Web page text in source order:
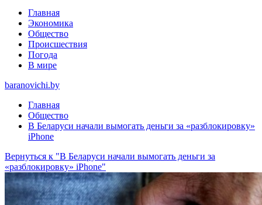
Главная
Экономика
Общество
Происшествия
Погода
В мире
baranovichi.by
Главная
Общество
В Беларуси начали вымогать деньги за «разблокировку»
iPhone
Вернуться к "В Беларуси начали вымогать деньги за
«разблокировку» iPhone"